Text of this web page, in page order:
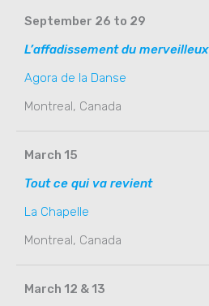
September 26 to 29
L’affadissement du merveilleux
Agora de la Danse
Montreal, Canada
March 15
Tout ce qui va revient
La Chapelle
Montreal, Canada
March 12 & 13